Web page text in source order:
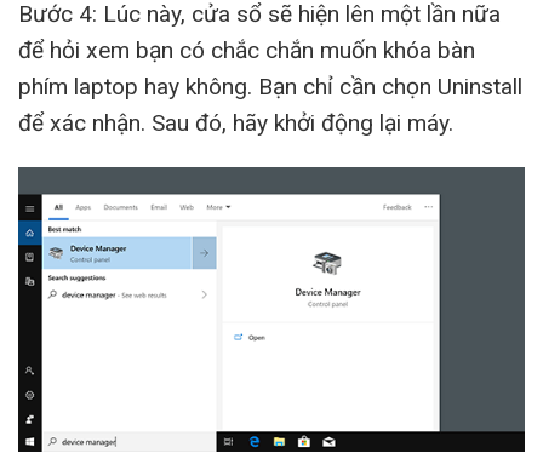
Bước 4: Lúc này, cửa sổ sẽ hiện lên một lần nữa
để hỏi xem bạn có chắc chắn muốn khóa bàn
phím laptop hay không. Bạn chỉ cần chọn Uninstall
để xác nhận. Sau đó, hãy khởi động lại máy.